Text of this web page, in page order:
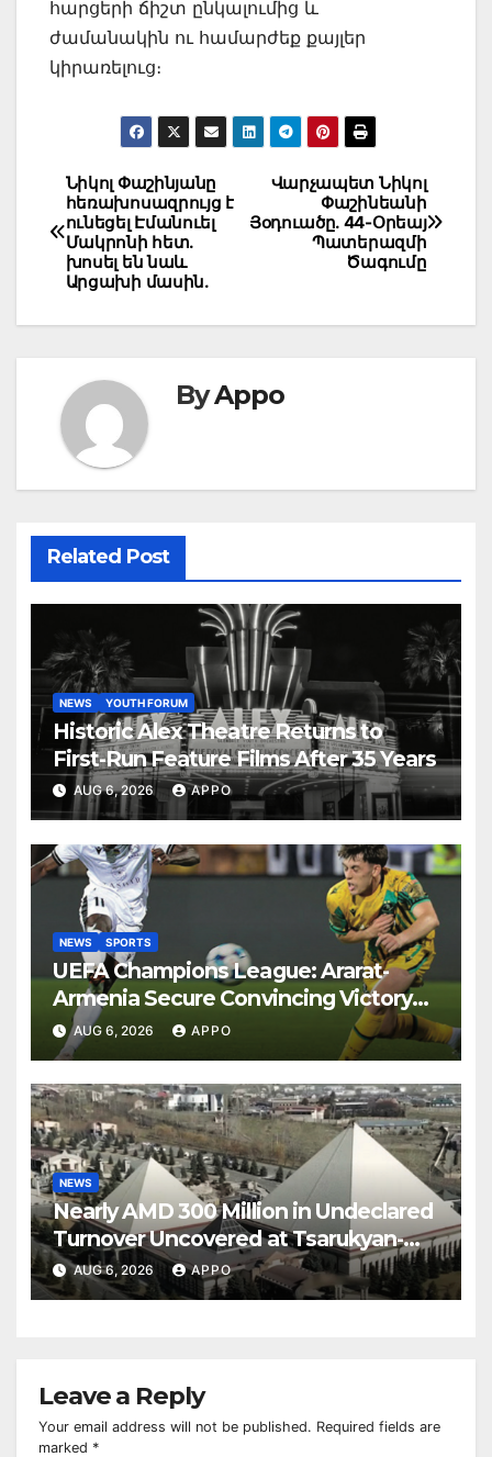
հարցերի ճիշտ ընկալումից և
ժամանակին ու համարժեք քայլեր
կիրառելուց։
Post
navigation
Վարչապետ Նիկոլ
Փաշինեանի
Յօդուածը. 44-Օրեայ
Պատերազմի
Ծագումը
Նիկոլ Փաշինյանը
հեռախոսազրույց է
ունեցել Էմանուել
Մակրոնի հետ.
խոսել են նաև
Արցախի մասին.
ByAppo
Related Post
NEWS YOUTH FORUM
Historic Alex Theatre Returns to
First-Run Feature Films After 35 Years
AUG 6, 2026 APPO
NEWS SPORTS
UEFA Champions League: Ararat-
Armenia Secure Convincing Victory
Over Shamrock Rovers 2-0
AUG 6, 2026 APPO
NEWS
Nearly AMD 300 Million in Undeclared
Turnover Uncovered at Tsarukyan-
Owned Entertainment Center
AUG 6, 2026 APPO
Leave a Reply
Your email address will not be published. Required fields are
marked *